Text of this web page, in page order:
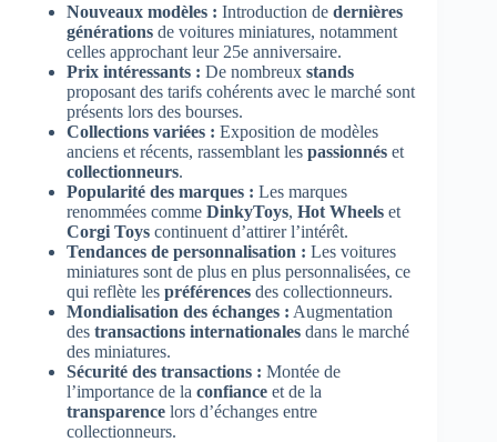
Nouveaux modèles : Introduction de dernières
générations de voitures miniatures, notamment
celles approchant leur 25e anniversaire.
Prix intéressants : De nombreux stands
proposant des tarifs cohérents avec le marché sont
présents lors des bourses.
Collections variées : Exposition de modèles
anciens et récents, rassemblant les passionnés et
collectionneurs.
Popularité des marques : Les marques
renommées comme DinkyToys, Hot Wheels et
Corgi Toys continuent d’attirer l’intérêt.
Tendances de personnalisation : Les voitures
miniatures sont de plus en plus personnalisées, ce
qui reflète les préférences des collectionneurs.
Mondialisation des échanges : Augmentation
des transactions internationales dans le marché
des miniatures.
Sécurité des transactions : Montée de
l’importance de la confiance et de la
transparence lors d’échanges entre
collectionneurs.